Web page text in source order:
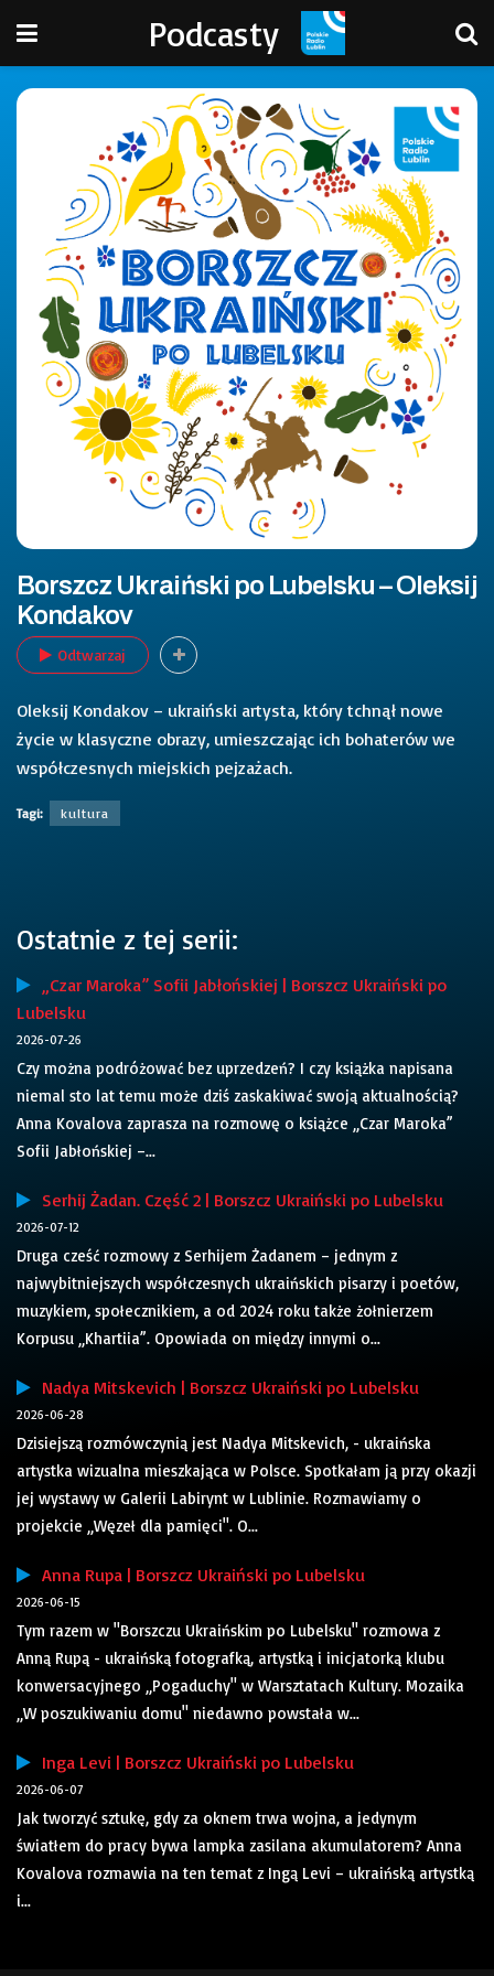
Podcasty
Borszcz Ukraiński po Lubelsku – Oleksij
Kondakov
Odtwarzaj
Oleksij Kondakov – ukraiński artysta, który tchnął nowe
życie w klasyczne obrazy, umieszczając ich bohaterów we
współczesnych miejskich pejzażach.
Tagi: kultura
Ostatnie z tej serii:
„Czar Maroka” Sofii Jabłońskiej | Borszcz Ukraiński po
Lubelsku
2026-07-26
Czy można podróżować bez uprzedzeń? I czy książka napisana
niemal sto lat temu może dziś zaskakiwać swoją aktualnością?
Anna Kovalova zaprasza na rozmowę o książce „Czar Maroka”
Sofii Jabłońskiej –...
Serhij Żadan. Część 2 | Borszcz Ukraiński po Lubelsku
2026-07-12
Druga cześć rozmowy z Serhijem Żadanem – jednym z
najwybitniejszych współczesnych ukraińskich pisarzy i poetów,
muzykiem, społecznikiem, a od 2024 roku także żołnierzem
Korpusu „Khartiia”. Opowiada on między innymi o...
Nadya Mitskevich | Borszcz Ukraiński po Lubelsku
2026-06-28
Dzisiejszą rozmówczynią jest Nadya Mitskevich, - ukraińska
artystka wizualna mieszkająca w Polsce. Spotkałam ją przy okazji
jej wystawy w Galerii Labirynt w Lublinie. Rozmawiamy o
projekcie „Węzeł dla pamięci". O...
Anna Rupa | Borszcz Ukraiński po Lubelsku
2026-06-15
Tym razem w "Borszczu Ukraińskim po Lubelsku" rozmowa z
Anną Rupą - ukraińską fotografką, artystką i inicjatorką klubu
konwersacyjnego „Pogaduchy" w Warsztatach Kultury. Mozaika
„W poszukiwaniu domu" niedawno powstała w...
Inga Levi | Borszcz Ukraiński po Lubelsku
2026-06-07
Jak tworzyć sztukę, gdy za oknem trwa wojna, a jedynym
światłem do pracy bywa lampka zasilana akumulatorem? Anna
Kovalova rozmawia na ten temat z Ingą Levi – ukraińską artystką
i...